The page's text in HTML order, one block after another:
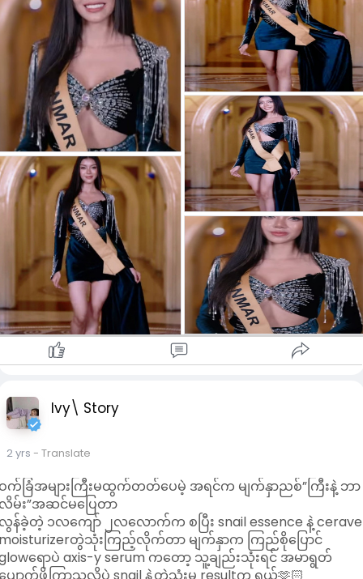
Ivy\ Story
2 yrs - Translate
က်ခြံအများကြီးမထွက်တတ်ပေမဲ့ အရင်က မျက်နှာညစ်”ကြီးနဲ့ ဘာ
မ်း”အဆင်မပြေတာ
န်ခဲ့တဲ့ ၁လကျော် ၂လလောက်က စပြီး snail essence နဲ့ cerave
တွဲသုံးကြည့်လိုက်တာ မျက်နှာက ကြည်စိုပြောင်
ရောပဲ axis-y serum ကတော့ သူ့ချည်းသုံးရင် အမာရွတ်
ျောက်ဖို့ကြာသလိုပဲ snail နဲ့တွဲသုံးမှ resultက ရှယ်🫶🏻